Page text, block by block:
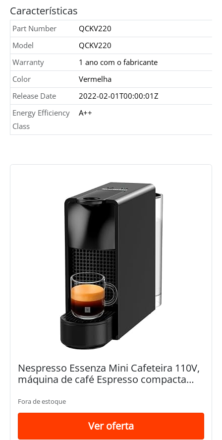
Características
Part Number
QCKV220
Model
QCKV220
Warranty
1 ano com o fabricante
Color
Vermelha
Release Date
2022-02-01T00:00:01Z
Energy Efficiency
Class
A++
Nespresso Essenza Mini Cafeteira 110V,
máquina de café Espresso compacta
elétrica automática (preta)
Fora de estoque
Ver oferta